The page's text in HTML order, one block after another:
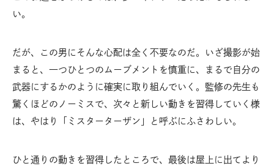
い。
だが、この男にそんな心配は全く不要なのだ。いざ撮影が始
まると、一つひとつのムーブメントを慎重に、まるで自分の
武器にするかのように確実に取り組んでいく。監修の先生も
驚くほどのノーミスで、次々と新しい動きを習得していく様
は、やはり「ミスターターザン」と呼ぶにふさわしい。
ひと通りの動きを習得したところで、最後は屋上に出てより